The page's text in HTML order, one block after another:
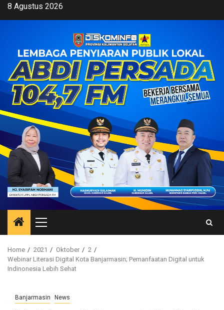
Skip8 Agustus 2026
Primary
Menu
Home 2021 Oktober
2
Webinar Literasi Digital Kota Banjarmasin; Pemanfaatan Digital untuk
Indinonesia Lebih Sehat
Banjarmasin News